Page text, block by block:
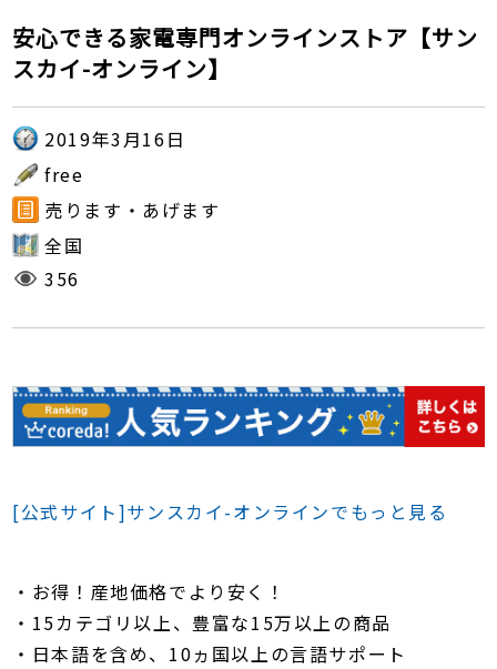
安心できる家電専門オンラインストア【サン
スカイ-オンライン】
2019年3月16日
free
売ります・あげます
全国
356
[公式サイト]サンスカイ-オンラインでもっと見る
・お得！産地価格でより安く！
・15カテゴリ以上、豊富な15万以上の商品
・日本語を含め、10ヵ国以上の言語サポート